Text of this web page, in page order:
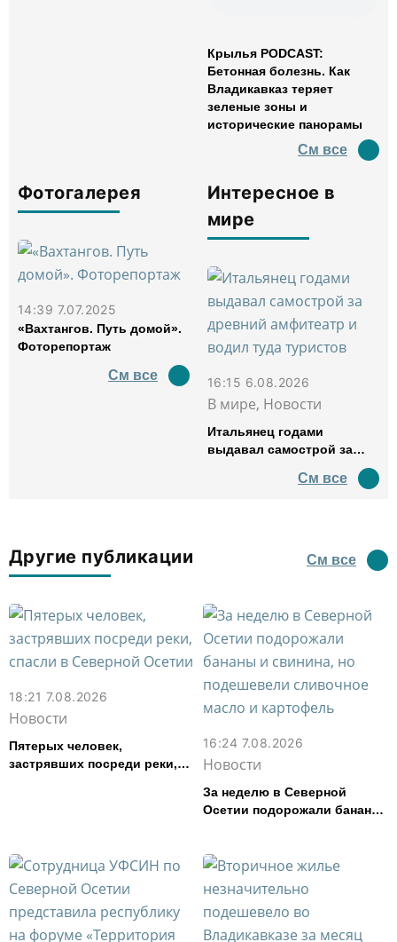
Крылья PODCAST:
Бетонная болезнь. Как
Владикавказ теряет
зеленые зоны и
исторические панорамы
См все
Фотогалерея
14:39 7.07.2025
«Вахтангов. Путь домой».
Фоторепортаж
См все
Интересное в
мире
16:15 6.08.2026
В мире, Новости
Итальянец годами
выдавал самострой за
водил туда туристов
См все
Другие публикации См все
18:21 7.08.2026
Новости
Пятерых человек,
застрявших посреди реки,
16:24 7.08.2026
Новости
За неделю в Северной
Осетии подорожали бананы
картофель